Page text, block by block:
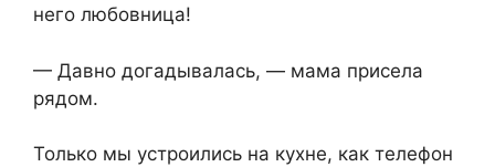
него любовница!
— Давно догадывалась, — мама присела
рядом.
Только мы устроились на кухне, как телефон